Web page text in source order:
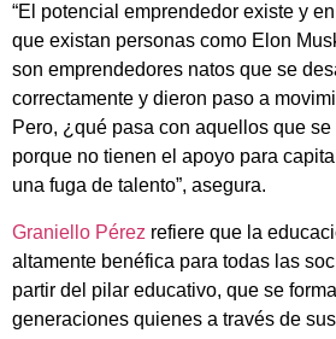
“El potencial emprendedor existe y
que existan personas como Elon
son emprendedores natos que se
correctamente y dieron paso a
Pero, ¿qué pasa con aquellos que
porque no tienen el apoyo para
una fuga de talento”, asegura.
Graniello Pérez refiere que la
altamente benéfica para todas las
partir del pilar educativo, que se
generaciones quienes a través de